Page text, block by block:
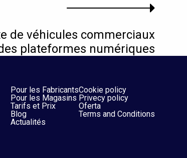
de véhicules commerciaux
plateformes numériques
Pour les Fabricants
Pour les Magasins
Tarifs et Prix
Blog
Actualités
Cookie policy
Privecy policy
Oferta
Terms and Conditions